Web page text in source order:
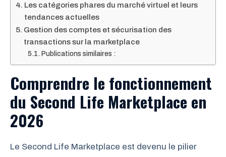
Les catégories phares du marché virtuel et leurs
tendances actuelles
Gestion des comptes et sécurisation des
transactions sur la marketplace
Publications similaires :
Comprendre le fonctionnement
du Second Life Marketplace en
2026
Le Second Life Marketplace est devenu le pilier